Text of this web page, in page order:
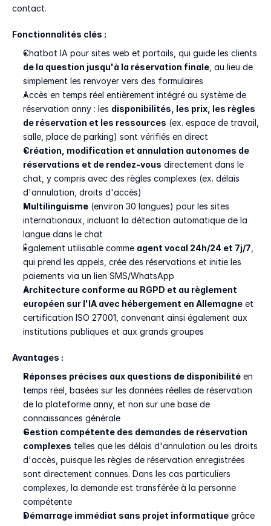
contact.
Fonctionnalités clés :
de la question jusqu'à la réservation finale , au lieu de
simplement les renvoyer vers des formulaires
Accès en temps réel entièrement intégré au système de
réservation anny : les disponibilités, les prix, les règles
de réservation et les ressources (ex. espace de travail,
salle, place de parking) sont vérifiés en direct
Création, modification et annulation autonomes de
réservations et de rendez-vous directement dans le
chat, y compris avec des règles complexes (ex. délais
d'annulation, droits d'accès)
Multilinguisme (environ 30 langues) pour les sites
internationaux, incluant la détection automatique de la
langue dans le chat
Également utilisable comme agent vocal 24h/24 et 7j/7
qui prend les appels, crée des réservations et initie les
paiements via un lien SMS/WhatsApp
Architecture conforme au RGPD et au règlement
européen sur l'IA avec hébergement en Allemagne et
certification ISO 27001, convenant ainsi également aux
institutions publiques et aux grands groupes
Avantages :
Réponses précises aux questions de disponibilité en
temps réel, basées sur les données réelles de réservation
de la plateforme anny, et non sur une base de
connaissances générale
Gestion compétente des demandes de réservation
complexes telles que les délais d'annulation ou les droits
d'accès, puisque les règles de réservation enregistrées
sont directement connues. Dans les cas particuliers
complexes, la demande est transférée à la personne
compétente
Démarrage immédiat sans projet informatique grâce